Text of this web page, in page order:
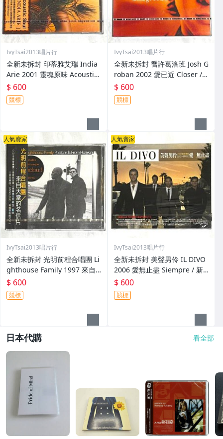
IvyTsai2013唱片行
全新未拆封 印蒂雅艾瑞 India
Arie 2001 靈魂原味 Acoustic
Soul / 福茂唱片 台灣版專輯 C
D / 附側標 歌詞 環狀封條
$ 600
競標
IvyTsai2013唱片行
全新未拆封 喬許葛洛班 Josh G
roban 2002 愛已近 Closer /
華納音樂 台灣版專輯 CD / 附
側標 歌詞 環狀封條
$ 600
競標
人氣賣家
IvyTsai2013唱片行
全新未拆封 光明前程合唱團 Li
ghthouse Family 1997 來自
天堂的明信片 Postcards Fro
m Heaven 台灣版專輯 CD 附
側標
$ 600
競標
人氣賣家
IvyTsai2013唱片行
全新未拆封 美聲男伶 IL DIVO
2006 愛無止盡 Siempre / 新
力博德曼 台灣紙盒版專輯 CD
附中文歌詞
$ 600
競標
日本代購 看全部